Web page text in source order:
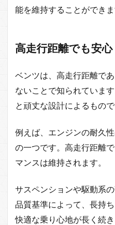
能を維持することができま
高走行距離でも安心
ベンツは、高走行距離で
ないことで知られていま
と頑丈な設計によるもので
例えば、エンジンの耐久
の一つです。高走行距離
マンスは維持されます。
サスペンションや駆動系
品質基準によって、長持
快適な乗り心地が長く続き